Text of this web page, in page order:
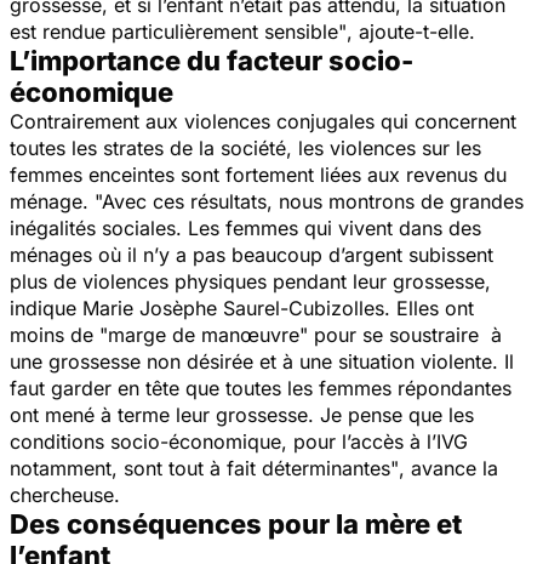
est rendue particulièrement sensible", ajoute-t-elle.
L’importance du facteur socio-
économique
Contrairement aux violences conjugales qui concernent
toutes les strates de la société, les violences sur les
femmes enceintes sont fortement liées aux revenus du
ménage. "Avec ces résultats, nous montrons de grandes
inégalités sociales. Les femmes qui vivent dans des
ménages où il n’y a pas beaucoup d’argent subissent
plus de violences physiques pendant leur grossesse,
indique Marie Josèphe Saurel-Cubizolles. Elles ont
moins de "marge de manœuvre" pour se soustraire à
une grossesse non désirée et à une situation violente. Il
faut garder en tête que toutes les femmes répondantes
ont mené à terme leur grossesse. Je pense que les
conditions socio-économique, pour l’accès à l’IVG
notamment, sont tout à fait déterminantes", avance la
chercheuse.
Des conséquences pour la mère et
l’enfant